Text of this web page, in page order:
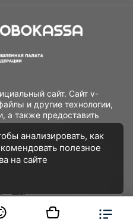
сайт. Сайт v-
и другие технологии,
а также предоставить
анализировать
и услуг, повысить
активностей. Если
данные
их использование
анализировать, как
полезное
на сайте